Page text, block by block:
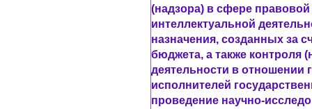
(надзора) в сфере
интеллектуальной
назначения, созданных за
бюджета, а также контроля
деятельности в отношении
исполнителей
проведение научно-